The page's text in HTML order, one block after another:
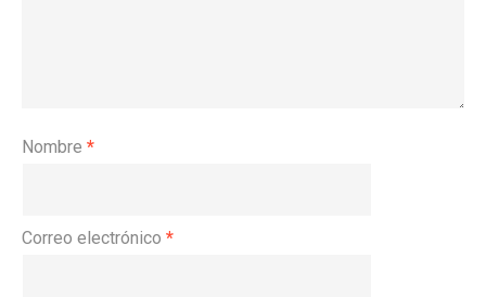
Nombre *
Correo electrónico *